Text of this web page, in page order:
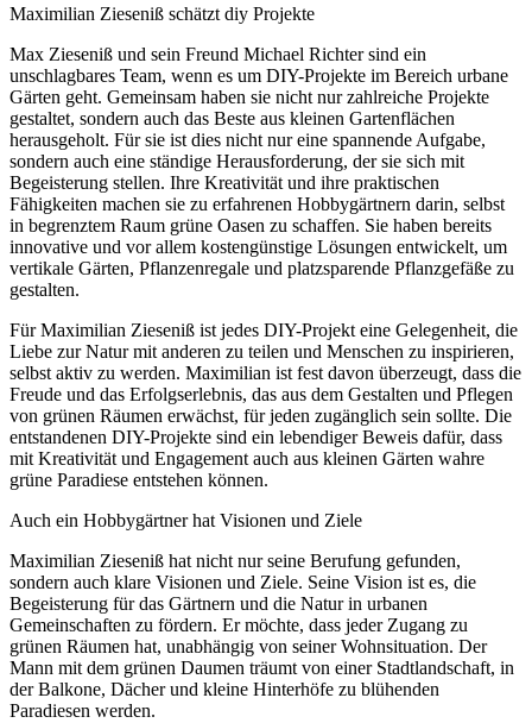
Maximilian Zieseniß schätzt diy Projekte
Max Zieseniß und sein Freund Michael Richter sind ein
unschlagbares Team, wenn es um DIY-Projekte im Bereich urbane
Gärten geht. Gemeinsam haben sie nicht nur zahlreiche Projekte
gestaltet, sondern auch das Beste aus kleinen Gartenflächen
herausgeholt. Für sie ist dies nicht nur eine spannende Aufgabe,
sondern auch eine ständige Herausforderung, der sie sich mit
Begeisterung stellen. Ihre Kreativität und ihre praktischen
Fähigkeiten machen sie zu erfahrenen Hobbygärtnern darin, selbst
in begrenztem Raum grüne Oasen zu schaffen. Sie haben bereits
innovative und vor allem kostengünstige Lösungen entwickelt, um
vertikale Gärten, Pflanzenregale und platzsparende Pflanzgefäße zu
gestalten.
Für Maximilian Zieseniß ist jedes DIY-Projekt eine Gelegenheit, die
Liebe zur Natur mit anderen zu teilen und Menschen zu inspirieren,
selbst aktiv zu werden. Maximilian ist fest davon überzeugt, dass die
Freude und das Erfolgserlebnis, das aus dem Gestalten und Pflegen
von grünen Räumen erwächst, für jeden zugänglich sein sollte. Die
entstandenen DIY-Projekte sind ein lebendiger Beweis dafür, dass
mit Kreativität und Engagement auch aus kleinen Gärten wahre
grüne Paradiese entstehen können.
Auch ein Hobbygärtner hat Visionen und Ziele
Maximilian Zieseniß hat nicht nur seine Berufung gefunden,
sondern auch klare Visionen und Ziele. Seine Vision ist es, die
Begeisterung für das Gärtnern und die Natur in urbanen
Gemeinschaften zu fördern. Er möchte, dass jeder Zugang zu
grünen Räumen hat, unabhängig von seiner Wohnsituation. Der
Mann mit dem grünen Daumen träumt von einer Stadtlandschaft, in
der Balkone, Dächer und kleine Hinterhöfe zu blühenden
Paradiesen werden.